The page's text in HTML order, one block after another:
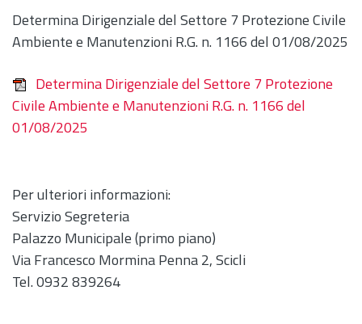
Determina Dirigenziale del Settore 7 Protezione Civile
Ambiente e Manutenzioni R.G. n. 1166 del 01/08/2025
Determina Dirigenziale del Settore 7 Protezione
Civile Ambiente e Manutenzioni R.G. n. 1166 del
01/08/2025
Per ulteriori informazioni:
Servizio Segreteria
Palazzo Municipale (primo piano)
Via Francesco Mormina Penna 2, Scicli
Tel. 0932 839264